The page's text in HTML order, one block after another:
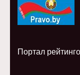
Портал